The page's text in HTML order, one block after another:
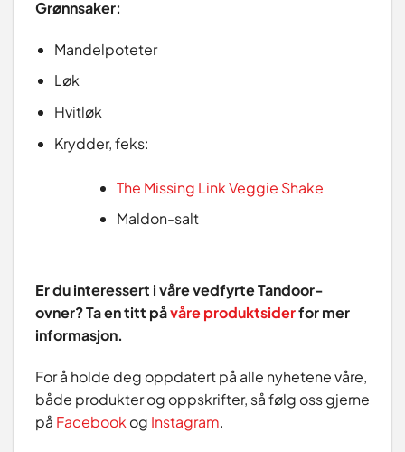
Grønnsaker:
Mandelpoteter
Løk
Hvitløk
Krydder, feks:
The Missing Link Veggie Shake
Maldon-salt
Er du interessert i våre vedfyrte Tandoor-
ovner? Ta en titt påvåre produktsiderfor mer
informasjon.
For å holde deg oppdatert på alle nyhetene våre,
både produkter og oppskrifter, så følg oss gjerne
på Facebook og Instagram.